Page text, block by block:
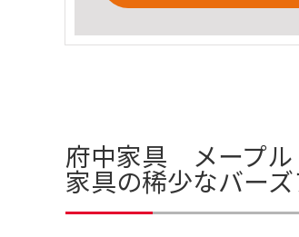
府中家具 メープ
家具の稀少なバー